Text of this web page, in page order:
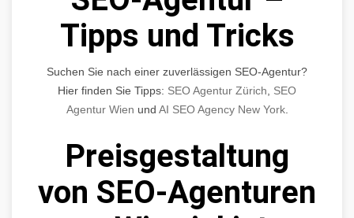
Tipps und Tricks
Suchen Sie nach einer zuverlässigen SEO-Agentur?
Hier finden Sie Tipps: SEO Agentur Zürich
SEO
Agentur Wien und AI SEO Agency New York.
Preisgestaltung
von SEO-Agenturen